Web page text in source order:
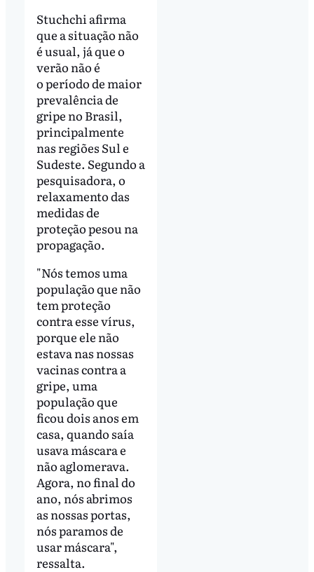
Stuchchi afirma
que a situação não
é usual, já que o
verão não é
o período de maior
prevalência de
gripe no Brasil,
principalmente
nas regiões Sul e
Sudeste. Segundo a
pesquisadora, o
relaxamento das
medidas de
proteção pesou na
propagação.
"Nós temos uma
população que não
tem proteção
contra esse vírus,
porque ele não
estava nas nossas
vacinas contra a
gripe, uma
população que
ficou dois anos em
casa, quando saía
usava máscara e
não aglomerava.
Agora, no final do
ano, nós abrimos
as nossas portas,
nós paramos de
usar máscara",
ressalta.